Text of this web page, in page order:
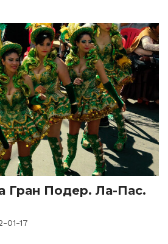
Гран Подер. Ла-Пас.
01-17